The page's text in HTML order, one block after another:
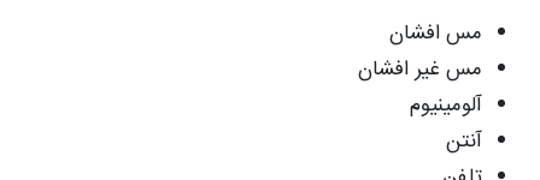
مس افشان
مس غیر افشان
آلومینیوم
آنتن